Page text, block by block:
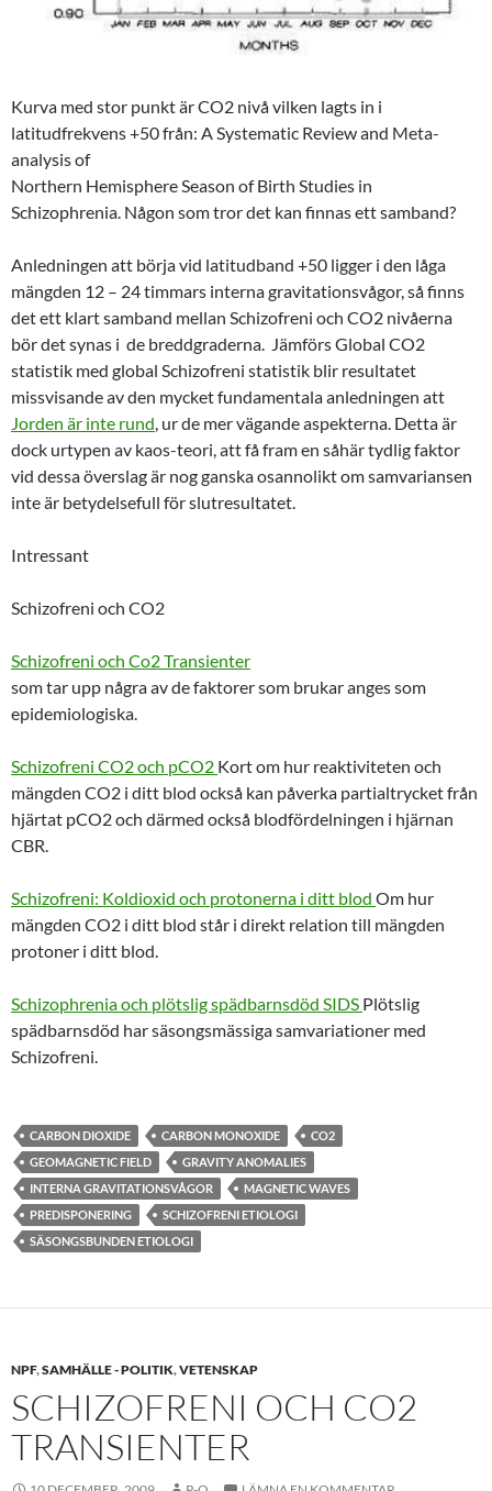
Kurva med stor punkt är CO2 nivå vilken lagts in i
latitudfrekvens +50 från: A Systematic Review and Meta-
analysis of
Northern Hemisphere Season of Birth Studies in
Schizophrenia. Någon som tror det kan finnas ett samband?
Anledningen att börja vid latitudband +50 ligger i den låga
mängden 12 – 24 timmars interna gravitationsvågor, så finns
det ett klart samband mellan Schizofreni och CO2 nivåerna
bör det synas i de breddgraderna. Jämförs Global CO2
statistik med global Schizofreni statistik blir resultatet
missvisande av den mycket fundamentala anledningen att
Jorden är inte rund, ur de mer vägande aspekterna. Detta är
dock urtypen av kaos-teori, att få fram en såhär tydlig faktor
vid dessa överslag är nog ganska osannolikt om samvariansen
inte är betydelsefull för slutresultatet.
Intressant
Schizofreni och CO2
Schizofreni och Co2 Transienter
som tar upp några av de faktorer som brukar anges som
epidemiologiska.
Schizofreni CO2 och pCO2 Kort om hur reaktiviteten och
mängden CO2 i ditt blod också kan påverka partialtrycket från
hjärtat pCO2 och därmed också blodfördelningen i hjärnan
CBR.
Schizofreni: Koldioxid och protonerna i ditt blod Om hur
mängden CO2 i ditt blod står i direkt relation till mängden
protoner i ditt blod.
Schizophrenia och plötslig spädbarnsdöd SIDS Plötslig
spädbarnsdöd har säsongsmässiga samvariationer med
Schizofreni.
CARBON DIOXIDE CARBON MONOXIDE
CO2
GEOMAGNETIC FIELD
GRAVITY ANOMALIES
INTERNA GRAVITATIONSVÅGOR
MAGNETIC WAVES
PREDISPONERING
SCHIZOFRENI ETIOLOGI
SÄSONGSBUNDEN ETIOLOGI
NPF,SAMHÄLLE - POLITIK,VETENSKAP
SCHIZOFRENI OCH CO2
TRANSIENTER